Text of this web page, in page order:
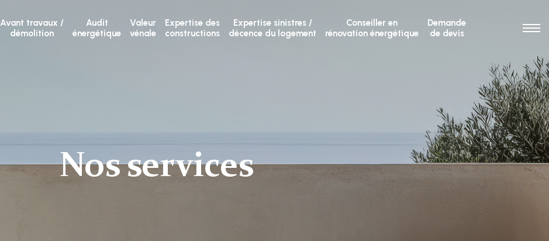
Avant travaux /
démolition
Audit
énergétique
Valeur
vénale
Expertise des
constructions
Expertise sinistres /
décence du logement
Conseiller en
rénovation énergétique
Demande
de devis
Nos services